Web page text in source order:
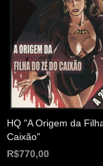
HQ "A Origem da
Caixão"
R$770,00